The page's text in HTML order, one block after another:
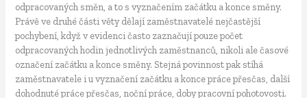
odpracovaných směn, a to s vyznačením začátku a konce směny.
Právě ve druhé části věty dělají zaměstnavatelé nejčastější
pochybení, když v evidenci často zaznačují pouze počet
odpracovaných hodin jednotlivých zaměstnanců, nikoli ale časové
označení začátku a konce směny. Stejná povinnost pak stíhá
zaměstnavatele i u vyznačení začátku a konce práce přesčas, další
dohodnuté práce přesčas, noční práce, doby pracovní pohotovosti.